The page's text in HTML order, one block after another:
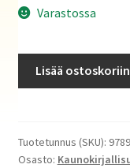
Varastossa
Lisää ostoskoriin
Tuotetunnus (SKU):
Osasto: